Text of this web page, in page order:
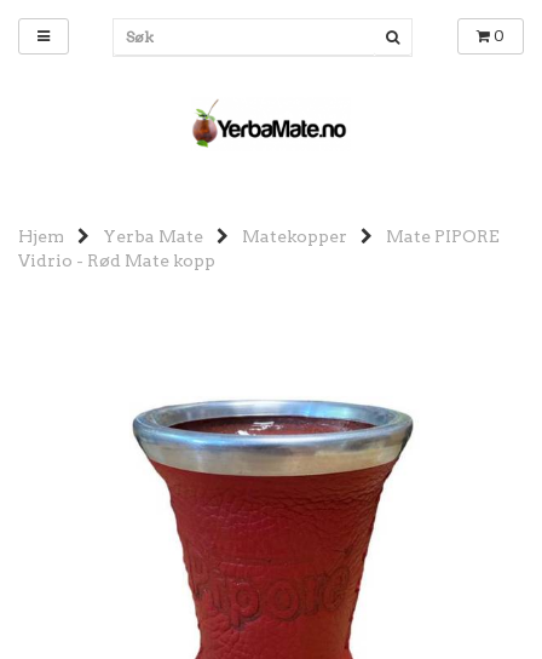
0
Hjem Yerba Mate Matekopper
Mate PIPORE
Vidrio - Rød Mate kopp